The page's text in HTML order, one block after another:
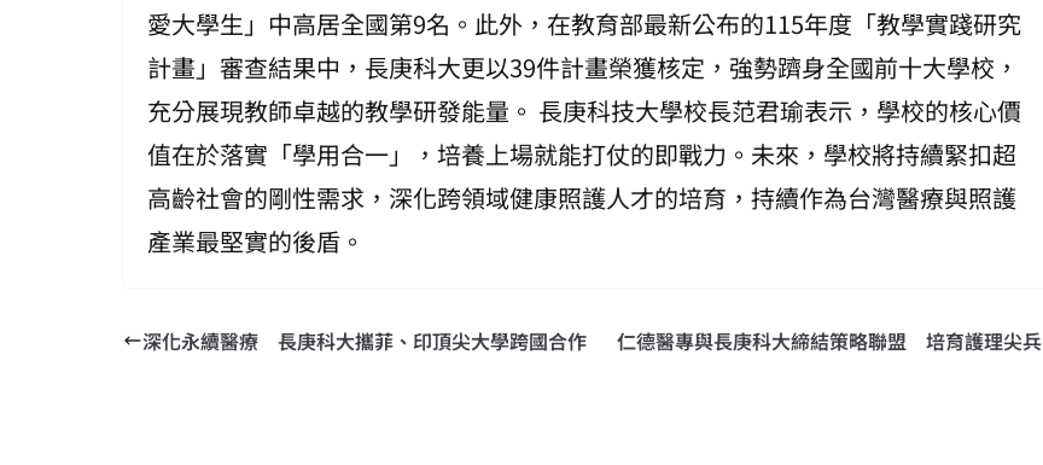
愛大學生」中高居全國第9名。此外，在教育部最新公布的115年度「教學實踐研究
計畫」審查結果中，長庚科大更以39件計畫榮獲核定，強勢躋身全國前十大學校，
充分展現教師卓越的教學研發能量。 長庚科技大學校長范君瑜表示，學校的核心價
值在於落實「學用合一」，培養上場就能打仗的即戰力。未來，學校將持續緊扣超
高齡社會的剛性需求，深化跨領域健康照護人才的培育，持續作為台灣醫療與照護
產業最堅實的後盾。
深化永續醫療 長庚科大攜菲、印頂尖大學跨國合作 仁德醫專與長庚科大締結策略聯盟 培育護理尖兵